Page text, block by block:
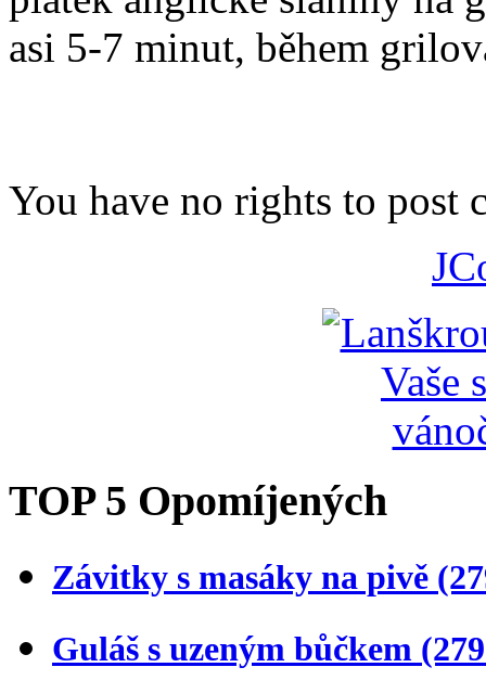
asi 5-7 minut, během
You have no rights to post
TOP 5 Opomíjených
Závitky s masáky na pivě
Guláš s uzeným bůčkem